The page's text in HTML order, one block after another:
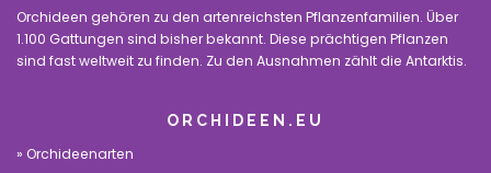
Orchideen gehören zu den artenreichsten Pflanzenfamilien. Über
1.100 Gattungen sind bisher bekannt. Diese prächtigen Pflanzen
sind fast weltweit zu finden. Zu den Ausnahmen zählt die Antarktis.
ORCHIDEEN.EU
Orchideenarten